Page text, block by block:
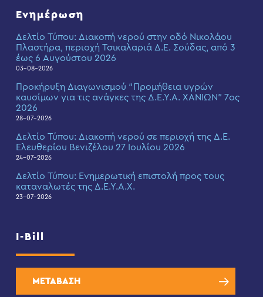
Ενημέρωση
Δελτίο Τύπου: Διακοπή νερού στην οδό Νικολάου
Πλαστήρα, περιοχή Τσικαλαριά Δ.Ε. Σούδας, από 3
έως 6 Αυγούστου 2026
03-08-2026
Προκήρυξη Διαγωνισμού “Προμήθεια υγρών
καυσίμων για τις ανάγκες της Δ.Ε.Υ.Α. ΧΑΝΙΩΝ” 7ος
2026
28-07-2026
Δελτίο Τύπου: Διακοπή νερού σε περιοχή της Δ.Ε.
Ελευθερίου Βενιζέλου 27 Ιουλίου 2026
24-07-2026
Δελτίο Τύπου: Eνημερωτική επιστολή προς τους
καταναλωτές της Δ.Ε.Υ.Α.Χ.
23-07-2026
I-Bill
ΜΕΤΑΒΑΣΗ